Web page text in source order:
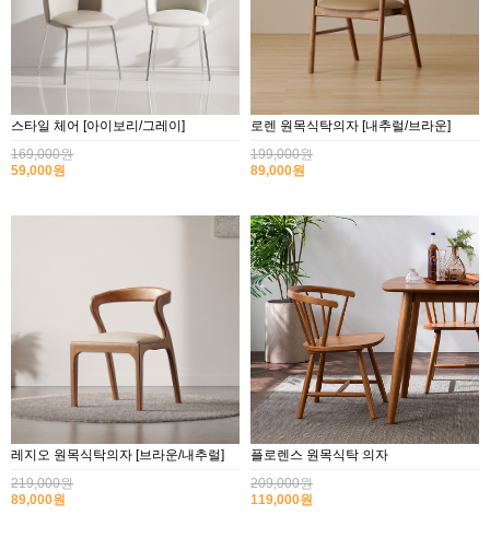
스타일 체어 [아이보리/그레이]
169,000원
59,000원
로렌 원목식탁의자 [내추럴/브라운]
199,000원
89,000원
레지오 원목식탁의자 [브라운/내추럴]
219,000원
89,000원
플로렌스 원목식탁 의자
209,000원
119,000원